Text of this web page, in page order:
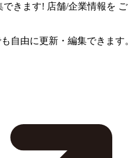
できます! 店舗/企業情報を ご
自由に更新・編集できます。